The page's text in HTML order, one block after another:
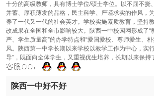
十分的高级教师，具有博士学位/硕士学位。以不屈不挠
并蓄、厚积薄发的品格，民主科学、严谨求实的作风，
养了一代又一代的社会英才。学校实施素质教育，坚持
改成果在全国和全市影响较大。陕西一中校园网形成了“
严、学生质量高”的办学特点和“爱国爱校、尊师爱生、
风。陕西第一中学长期以来学校以教学工作为中心，实
导”，既面向全体学生，又重视优生培养，长期以来保持
陕西一中好不好